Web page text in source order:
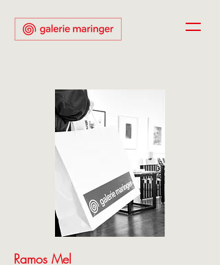
Ramos Mel